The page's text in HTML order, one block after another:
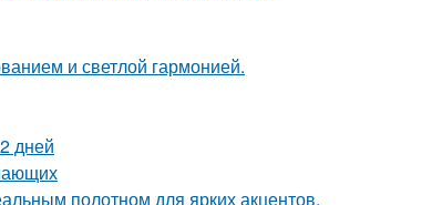
и светлой гармонией.
дней
полотном для ярких акцентов.